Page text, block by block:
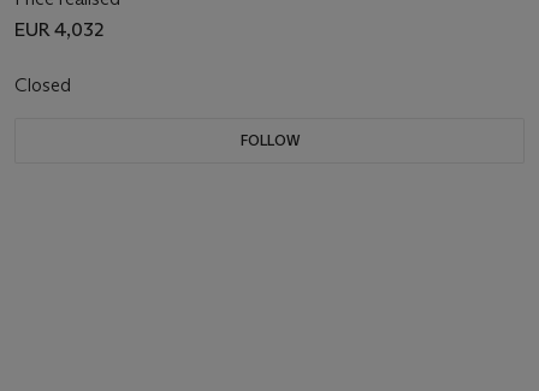
EUR 4,032
Closed
FOLLOW